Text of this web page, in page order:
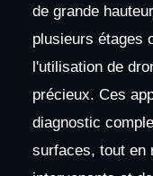
de grande
plusieurs étages
l'utilisation de
précieux. Ces
diagnostic
surfaces, tout en